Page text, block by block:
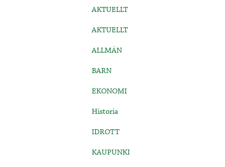
AKTUELLT
AKTUELLT
ALLMÄN
BARN
EKONOMI
Historia
IDROTT
KAUPUNKI